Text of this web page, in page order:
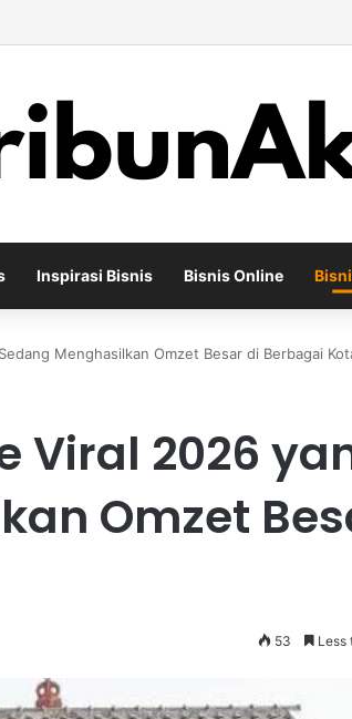
Digital yang Mampu Bertahan di Tengah
Inspirasi Bisnis Bisnis Online
Menghasilkan Omzet Besar di Berbagai
Viral 2026
Omzet
53 Less